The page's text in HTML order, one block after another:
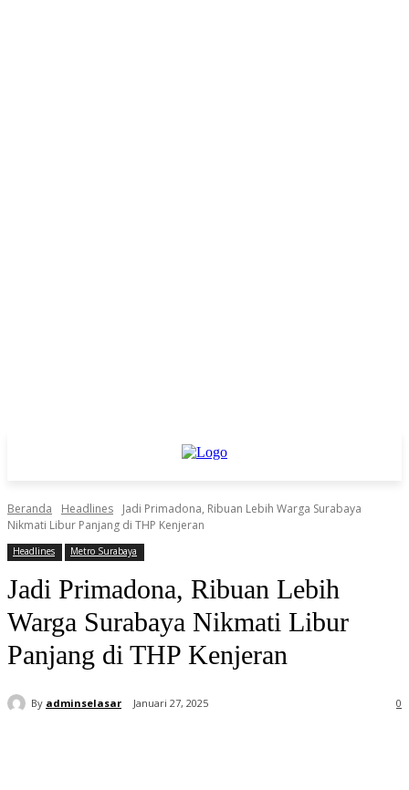
Beranda Headlines
Jadi Primadona, Ribuan Lebih Warga Surabaya
Nikmati Libur Panjang di THP Kenjeran
Headlines Metro Surabaya
Jadi Primadona, Ribuan Lebih
Warga Surabaya Nikmati Libur
Panjang di THP Kenjeran
By adminselasar Januari 27, 2025 0